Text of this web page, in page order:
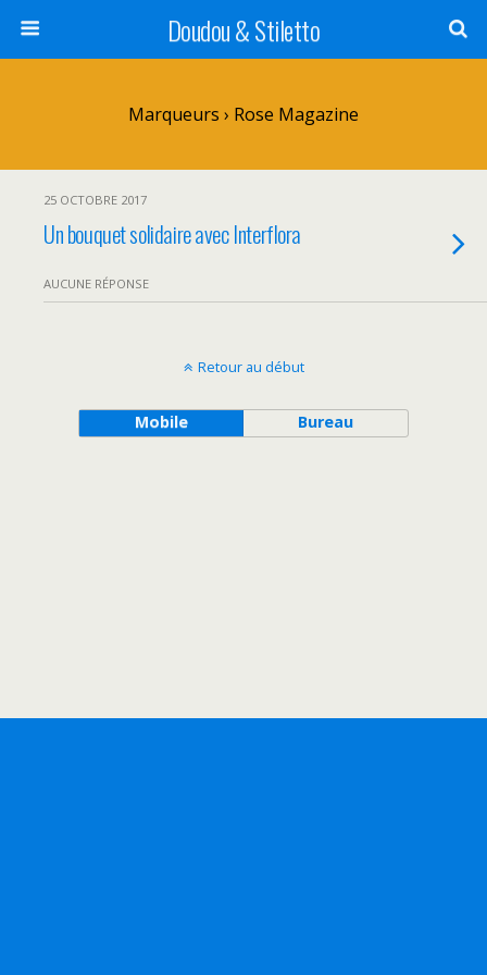
Doudou & Stiletto
Marqueurs › Rose Magazine
25 OCTOBRE 2017
Un bouquet solidaire avec Interflora
AUCUNE RÉPONSE
Retour au début
Mobile Bureau